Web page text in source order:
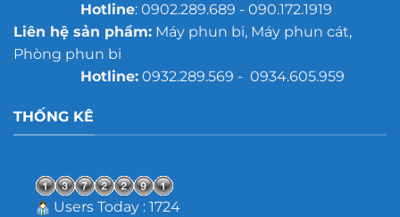
Hotline: 0902.289.689 - 090.172.1919
Liên hệ sản phẩm:Máy phun bi, Máy phun cát,
Phòng phun bi
Hotline:0932.289.569 - 0934.605.959
THỐNG KÊ
Users Today : 1724